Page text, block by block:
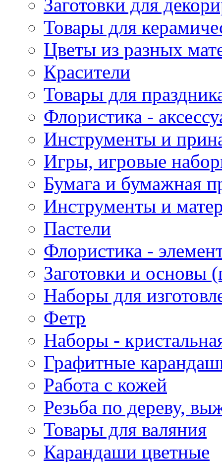
Заготовки для
Товары для
Цветы из разных
Красители
Товары для
Флористика -
Инструменты и
Игры, игровые
Бумага и бумажная
Инструменты и
Пастели
Флористика -
Заготовки и основы
Наборы для
Фетр
Наборы -
Графитные
Работа с кожей
Резьба по дереву,
Товары для валяния
Карандаши цветные